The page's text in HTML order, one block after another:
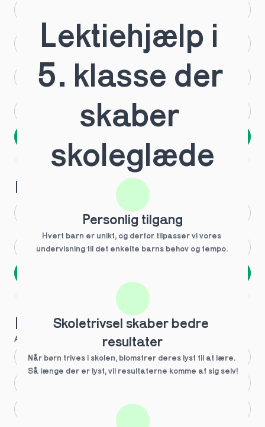
HTX HF
EUX
Andet Ved ikke
Spring over
1 ud af 9 for at finde den rette tutor
Hvilken årgang?
2.g Andet
Spring over
1 ud af 9 for at finde den rette tutor
Hvilke behov?
Anbefalet til dig
Fagligt boost
Lektiehjælp i
5. klasse der
skaber
skoleglæde
Personlig tilgang
Hvert barn er unikt, og derfor tilpasser vi vores
undervisning til det enkelte barns behov og tempo.
Skoletrivsel skaber bedre
resultater
Når børn trives i skolen, blomstrer deres lyst til at lære.
Så længe der er lyst, vil resultaterne komme af sig selv!